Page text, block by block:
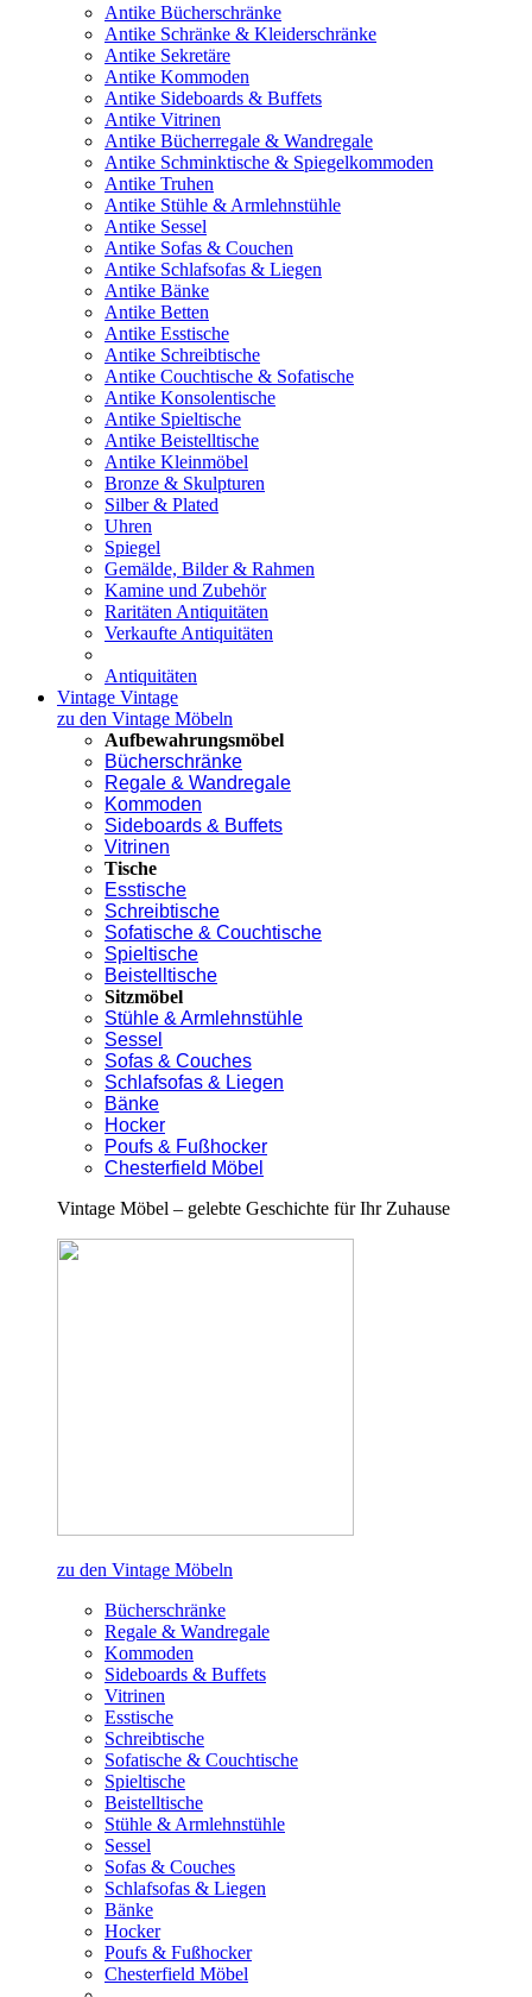
Antike Bücherschränke
Antike Schränke & Kleiderschränke
Antike Sekretäre
Antike Kommoden
Antike Sideboards & Buffets
Antike Vitrinen
Antike Bücherregale & Wandregale
Antike Schminktische & Spiegelkommoden
Antike Truhen
Antike Stühle & Armlehnstühle
Antike Sessel
Antike Sofas & Couchen
Antike Schlafsofas & Liegen
Antike Bänke
Antike Betten
Antike Esstische
Antike Schreibtische
Antike Couchtische & Sofatische
Antike Konsolentische
Antike Spieltische
Antike Beistelltische
Antike Kleinmöbel
Bronze & Skulpturen
Silber & Plated
Uhren
Spiegel
Gemälde, Bilder & Rahmen
Kamine und Zubehör
Raritäten Antiquitäten
Verkaufte Antiquitäten
Antiquitäten
Vintage Vintage
zu den Vintage Möbeln
Aufbewahrungsmöbel
Bücherschränke
Regale & Wandregale
Kommoden
Sideboards & Buffets
Vitrinen
Tische
Esstische
Schreibtische
Sofatische & Couchtische
Spieltische
Beistelltische
Sitzmöbel
Stühle & Armlehnstühle
Sessel
Sofas & Couches
Schlafsofas & Liegen
Bänke
Hocker
Poufs & Fußhocker
Chesterfield Möbel
Vintage Möbel – gelebte Geschichte für Ihr Zuhause
zu den Vintage Möbeln
Bücherschränke
Regale & Wandregale
Kommoden
Sideboards & Buffets
Vitrinen
Esstische
Schreibtische
Sofatische & Couchtische
Spieltische
Beistelltische
Stühle & Armlehnstühle
Sessel
Sofas & Couches
Schlafsofas & Liegen
Bänke
Hocker
Poufs & Fußhocker
Chesterfield Möbel